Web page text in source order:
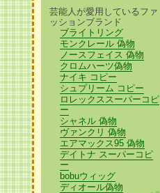
芸能人が愛用しているファ
ッションブランド
ブライトリング
モンクレール 偽物
ノースフェイス 偽物
クロムハーツ偽物
ナイキ コピー
シュプリーム コピー
ロレックススーパーコピ
ー
シャネル 偽物
ヴァンクリ 偽物
エアマックス95 偽物
デイトナ スーパーコピ
ー
bobuウィッグ
ディオール偽物